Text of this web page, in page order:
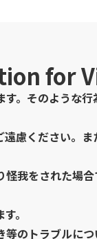
for
。そのような
慮ください。
我をされた場
。
のトラブルに